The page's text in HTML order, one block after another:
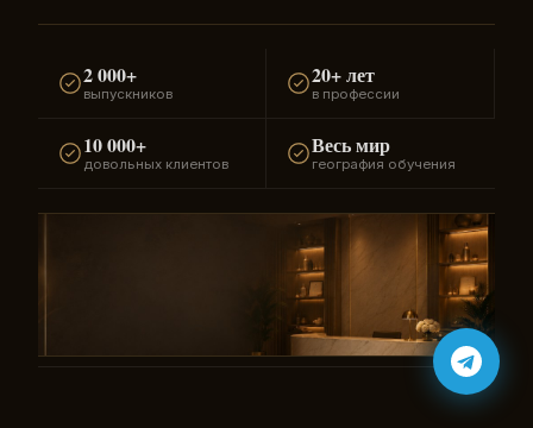
2 000+
выпускников
20+ лет
в профессии
10 000+
довольных клиентов
Весь мир
география обучения